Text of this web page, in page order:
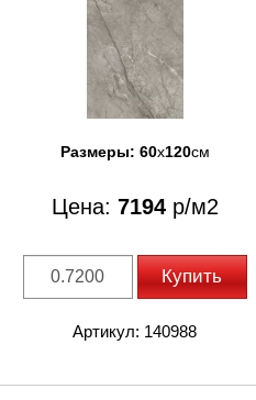
Размеры: 60x120см
Цена: 7194р/м2
Купить
Артикул: 140988